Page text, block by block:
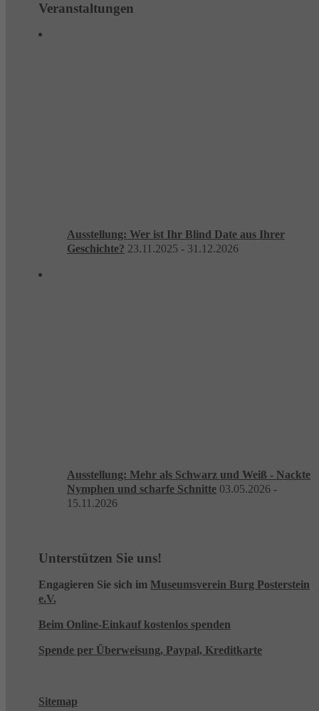
Veranstaltungen
Ausstellung: Wer ist Ihr Blind Date aus Ihrer
Geschichte? 23.11.2025 - 31.12.2026
Ausstellung: Mehr als Schwarz und Weiß - Nackte
Nymphen und scharfe Schnitte 03.05.2026 -
15.11.2026
Unterstützen Sie uns!
Engagieren Sie sich im Museumsverein Burg Posterstein
e.V.
Beim Online-Einkauf kostenlos spenden
Spende per Überweisung, Paypal, Kreditkarte
Sitemap